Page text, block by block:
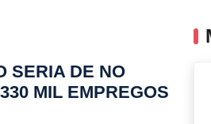
SERIA DE NO
MIL EMPREGOS